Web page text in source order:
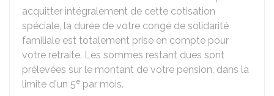
acquitter intégralement de cette cotisation
spéciale, la durée de votre congé de solidarité
familiale est totalement prise en compte pour
votre retraite. Les sommes restant dues sont
prélevées sur le montant de votre pension, dans la
limite d'un 5e par mois.